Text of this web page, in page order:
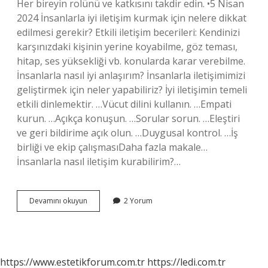
Her bireyin rolünü ve katkısını takdir edin. •5 Nisan
2024 İnsanlarla iyi iletişim kurmak için nelere dikkat
edilmesi gerekir? Etkili iletişim becerileri: Kendinizi
karşınızdaki kişinin yerine koyabilme, göz teması,
hitap, ses yüksekliği vb. konularda karar verebilme.
İnsanlarla nasıl iyi anlaşırım? İnsanlarla iletişimimizi
geliştirmek için neler yapabiliriz? İyi iletişimin temeli
etkili dinlemektir. …Vücut dilini kullanın. …Empati
kurun. …Açıkça konuşun. …Sorular sorun. …Eleştiri
ve geri bildirime açık olun. …Duygusal kontrol. …İş
birliği ve ekip çalışmasıDaha fazla makale…
İnsanlarla nasıl iletişim kurabilirim?…
Devamını okuyun Insanlarla
Iyi
Yapabiliriz
2 Yorum
https://www.estetikforum.com.tr https://ledi.com.tr